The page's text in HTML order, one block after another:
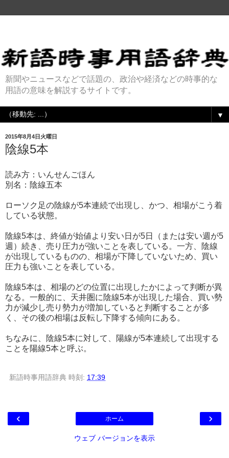
新聞やニュースなどで話題の、政治や経済などの時事的な
用語の意味を解説するサイトです。
▼
2015年8月4日火曜日
陰線5本
読み方：いんせんごほん
別名：陰線五本
ローソク足の陰線が5本連続で出現し、かつ、相場がこう着
している状態。
陰線5本は、終値が始値より安い日が5日（または安い週が5
週）続き、売り圧力が強いことを表している。一方、陰線
が出現しているものの、相場が下降していないため、買い
圧力も強いことを表している。
陰線5本は、相場のどの位置に出現したかによって判断が異
なる。一般的に、天井圏に陰線5本が出現した場合、買い勢
力が減少し売り勢力が増加していると判断することが多
く、その後の相場は反転し下降する傾向にある。
ちなみに、陰線5本に対して、陽線が5本連続して出現する
ことを陽線5本と呼ぶ。
新語時事用語辞典 時刻: 17:39
‹ ›
ホーム
ウェブ バージョンを表示